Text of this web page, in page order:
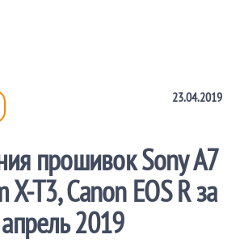
23.04.2019
прошивок Sony A7
T3, Canon EOS R за
апрель 2019